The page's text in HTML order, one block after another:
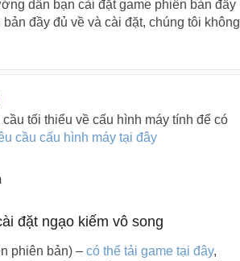
dẫn bạn cài đặt game phiên bản đầy
đầy đủ về và cài đặt, chúng tôi không
tối thiểu về cấu hình máy tính để có
cầu cấu hình máy tại đây
đặt ngạo kiếm vô song
phiên bản) – có thể tải game tại đây,